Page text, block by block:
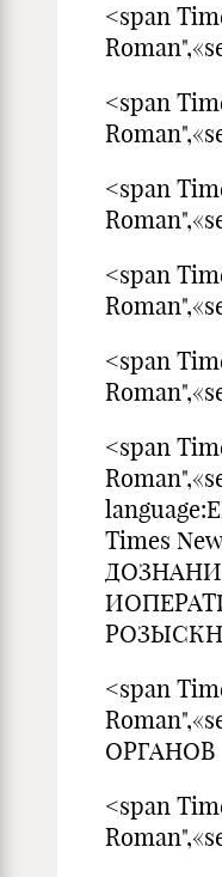
<span
<span
<span
<span
<span
<span
Times
<span
ОРГАНОВ
<span